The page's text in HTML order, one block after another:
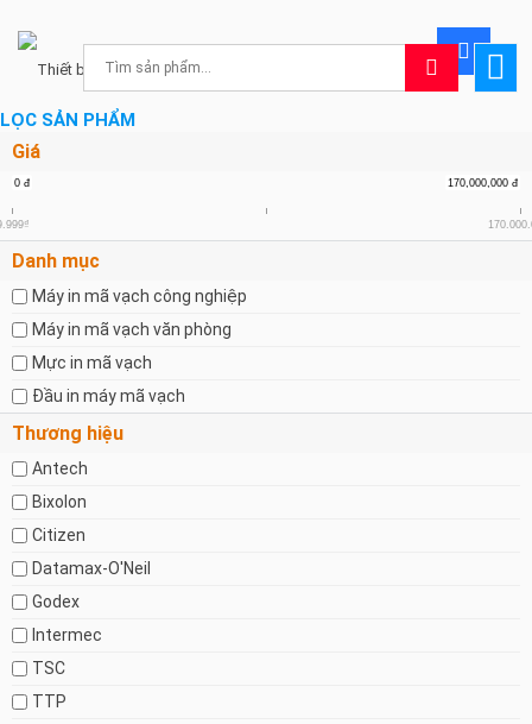
LỌC SẢN PHẨM
Giá
0 đ 170,000,000 đ
Danh mục
Máy in mã vạch công nghiệp
Máy in mã vạch văn phòng
Mực in mã vạch
Đầu in máy mã vạch
Thương hiệu
Antech
Bixolon
Citizen
Datamax-O'Neil
Godex
Intermec
TSC
TTP